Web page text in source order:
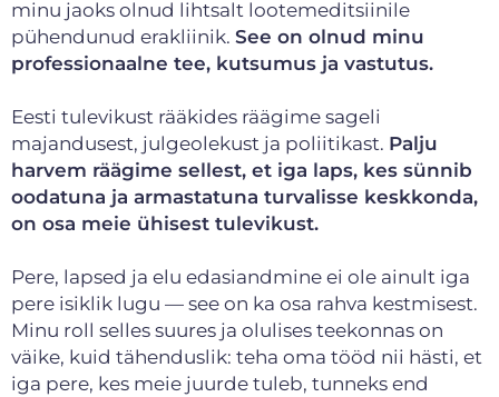
minu jaoks olnud lihtsalt lootemeditsiinile
pühendunud erakliinik. See on olnud minu
professionaalne tee, kutsumus ja vastutus.
Eesti tulevikust rääkides räägime sageli
majandusest, julgeolekust ja poliitikast. Palju
harvem räägime sellest, et iga laps, kes sünnib
oodatuna ja armastatuna turvalisse keskkonda,
on osa meie ühisest tulevikust.
Pere, lapsed ja elu edasiandmine ei ole ainult iga
pere isiklik lugu — see on ka osa rahva kestmisest.
Minu roll selles suures ja olulises teekonnas on
väike, kuid tähenduslik: teha oma tööd nii hästi, et
iga pere, kes meie juurde tuleb, tunneks end